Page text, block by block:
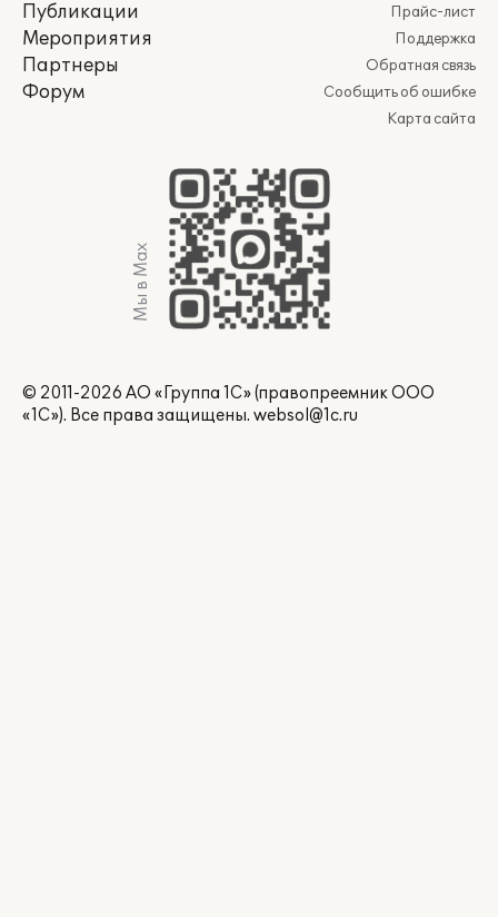
Публикации
Мероприятия
Партнеры
Форум
Прайс-лист
Поддержка
Обратная связь
Сообщить об ошибке
Карта сайта
Мы в Max
© 2011-2026 АО «Группа 1С» (правопреемник ООО
«1С»). Все права защищены. websol@1c.ru